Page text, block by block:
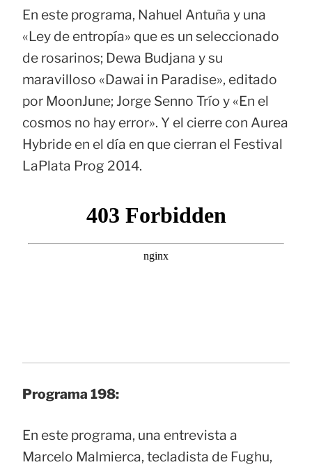
En este programa, Nahuel Antuña y una
«Ley de entropía» que es un seleccionado
de rosarinos; Dewa Budjana y su
maravilloso «Dawai in Paradise», editado
por MoonJune; Jorge Senno Trío y «En el
cosmos no hay error». Y el cierre con Aurea
Hybride en el día en que cierran el Festival
LaPlata Prog 2014.
Programa 198:
En este programa, una entrevista a
Marcelo Malmierca, tecladista de Fughu,